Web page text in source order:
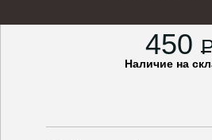
450
Наличие на